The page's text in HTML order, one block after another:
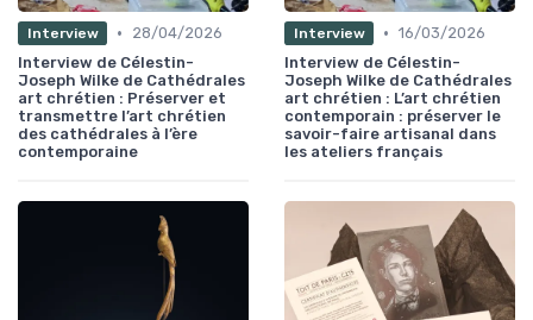
Interview •
28/04/2026
Interview de Célestin-
Joseph Wilke de Cathédrales
art chrétien : Préserver et
transmettre l’art chrétien
des cathédrales à l’ère
contemporaine
Interview • 16/03/2026
Interview de Célestin-
Joseph Wilke de Cathédrales
art chrétien : L’art chrétien
contemporain : préserver le
savoir-faire artisanal dans
les ateliers français